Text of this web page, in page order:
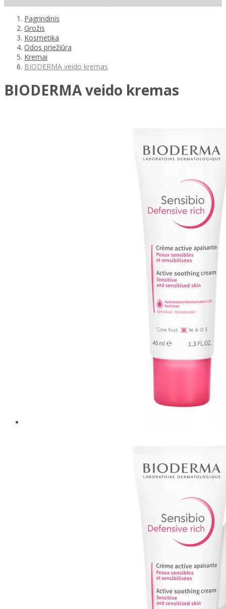
Pagrindinis
Grožis
Kosmetika
Odos priežiūra
Kremai
BIODERMA veido kremas
BIODERMA veido kremas